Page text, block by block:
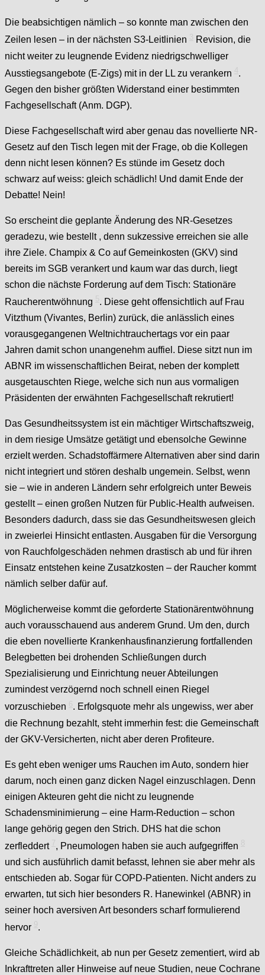
Die beabsichtigen nämlich – so konnte man zwischen den
Zeilen lesen – in der nächsten S3-Leitlinien
Revision, die
nicht weiter zu leugnende Evidenz niedrigschwelliger
Ausstiegsangebote (E-Zigs) mit in der LL zu verankern
.
Gegen den bisher größten Widerstand einer bestimmten
Fachgesellschaft (Anm. DGP).
Diese Fachgesellschaft wird aber genau das novellierte NR-
Gesetz auf den Tisch legen mit der Frage, ob die Kollegen
denn nicht lesen können? Es stünde im Gesetz doch
schwarz auf weiss: gleich schädlich! Und damit Ende der
Debatte! Nein!
So erscheint die geplante Änderung des NR-Gesetzes
geradezu, wie bestellt , denn sukzessive erreichen sie alle
ihre Ziele. Champix & Co auf Gemeinkosten (GKV) sind
bereits im SGB verankert und kaum war das durch, liegt
schon die nächste Forderung auf dem Tisch: Stationäre
Raucherentwöhnung
. Diese geht offensichtlich auf Frau
Vitzthum (Vivantes, Berlin) zurück, die anlässlich eines
vorausgegangenen Weltnichtrauchertags vor ein paar
Jahren damit schon unangenehm auffiel. Diese sitzt nun im
ABNR im wissenschaftlichen Beirat, neben der komplett
ausgetauschten Riege, welche sich nun aus vormaligen
Präsidenten der erwähnten Fachgesellschaft rekrutiert!
Das Gesundheitssystem ist ein mächtiger Wirtschaftszweig,
in dem riesige Umsätze getätigt und ebensolche Gewinne
erzielt werden. Schadstoffärmere Alternativen aber sind darin
nicht integriert und stören deshalb ungemein. Selbst, wenn
sie – wie in anderen Ländern sehr erfolgreich unter Beweis
gestellt – einen großen Nutzen für Public-Health aufweisen.
Besonders dadurch, dass sie das Gesundheitswesen gleich
in zweierlei Hinsicht entlasten. Ausgaben für die Versorgung
von Rauchfolgeschäden nehmen drastisch ab und für ihren
Einsatz entstehen keine Zusatzkosten – der Raucher kommt
nämlich selber dafür auf.
Möglicherweise kommt die geforderte Stationärentwöhnung
auch vorausschauend aus anderem Grund. Um den, durch
die eben novellierte Krankenhausfinanzierung fortfallenden
Belegbetten bei drohenden Schließungen durch
Spezialisierung und Einrichtung neuer Abteilungen
zumindest verzögernd noch schnell einen Riegel
vorzuschieben
. Erfolgsquote mehr als ungewiss, wer aber
die Rechnung bezahlt, steht immerhin fest: die Gemeinschaft
der GKV-Versicherten, nicht aber deren Profiteure.
Es geht eben weniger ums Rauchen im Auto, sondern hier
darum, noch einen ganz dicken Nagel einzuschlagen. Denn
einigen Akteuren geht die nicht zu leugnende
Schadensminimierung – eine Harm-Reduction – schon
lange gehörig gegen den Strich. DHS hat die schon
zerfleddert
, Pneumologen haben sie auch aufgegriffen
und sich ausführlich damit befasst, lehnen sie aber mehr als
entschieden ab. Sogar für COPD-Patienten. Nicht anders zu
erwarten, tut sich hier besonders R. Hanewinkel (ABNR) in
seiner hoch aversiven Art besonders scharf formulierend
hervor
.
Gleiche Schädlichkeit, ab nun per Gesetz zementiert, wird ab
Inkrafttreten aller Hinweise auf neue Studien, neue Cochrane